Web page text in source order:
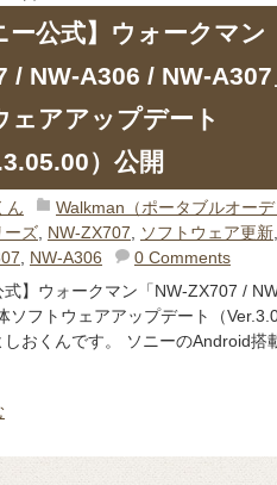
ー公式】ウォークマン
/ NW-A306 / NW-A307
ェアアップデート
）公開
ん Walkman（ポータブルオーデ
ーズ, NW-ZX707 ソフトウェア更新,
NW-A306
0 Comments
式】ウォークマン「NW-ZX707 /
ソフトウェアアップデート（
しおくんです。 ソニーのAndroid搭